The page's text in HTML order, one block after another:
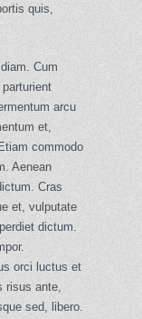
quis,
Cum
arcu
et,
commodo
Aenean
Cras
et, vulputate
dictum.
orci luctus et
risus ante,
sed, libero.